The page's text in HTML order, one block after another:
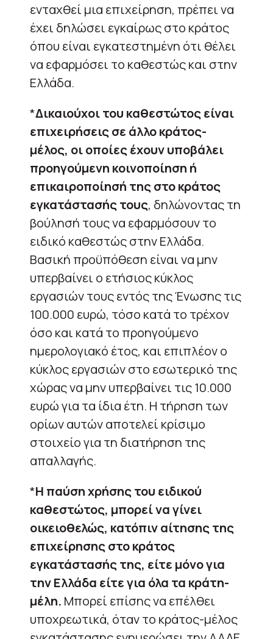
ενταχθεί μια επιχείρηση, πρέπει να
έχει δηλώσει εγκαίρως στο κράτος
όπου είναι εγκατεστημένη ότι θέλει
να εφαρμόσει το καθεστώς και στην
Ελλάδα.
*Δικαιούχοι του καθεστώτος είναι
επιχειρήσεις σε άλλο κράτος-
μέλος, οι οποίες έχουν υποβάλει
προηγούμενη κοινοποίηση ή
επικαιροποίησή της στο κράτος
εγκατάστασής τους, δηλώνοντας τη
βούλησή τους να εφαρμόσουν το
ειδικό καθεστώς στην Ελλάδα.
Βασική προϋπόθεση είναι να μην
υπερβαίνει ο ετήσιος κύκλος
εργασιών τους εντός της Ένωσης τις
100.000 ευρώ, τόσο κατά το τρέχον
όσο και κατά το προηγούμενο
ημερολογιακό έτος, και επιπλέον ο
κύκλος εργασιών στο εσωτερικό της
χώρας να μην υπερβαίνει τις 10.000
ευρώ για τα ίδια έτη. Η τήρηση των
ορίων αυτών αποτελεί κρίσιμο
στοιχείο για τη διατήρηση της
απαλλαγής.
*Η παύση χρήσης του ειδικού
καθεστώτος, μπορεί να γίνει
οικειοθελώς, κατόπιν αίτησης της
επιχείρησης στο κράτος
εγκατάστασής της, είτε μόνο για
την Ελλάδα είτε για όλα τα κράτη-
μέλη. Μπορεί επίσης να επέλθει
υποχρεωτικά, όταν το κράτος-μέλος